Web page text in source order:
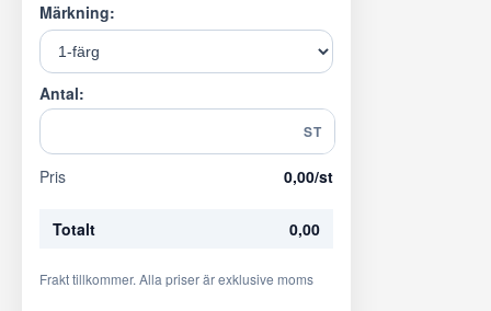
Märkning:
Antal:
ST
Pris 0,00/st
Totalt 0,00
Frakt tillkommer. Alla priser är exklusive moms